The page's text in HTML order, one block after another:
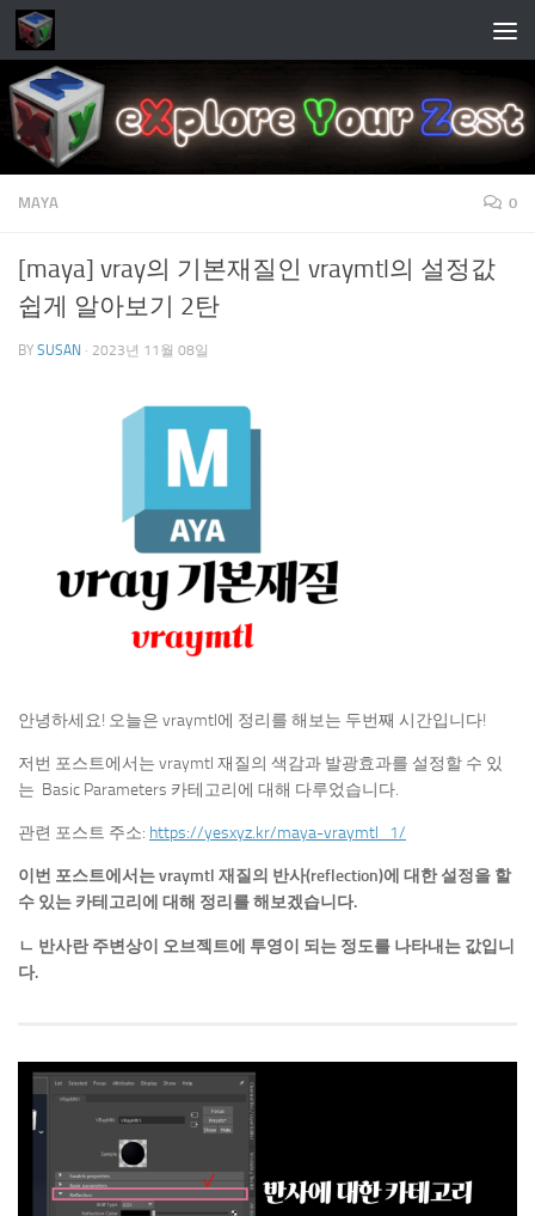
Skip to content
MAYA 0
[maya] vray의 기본재질인 vraymtl의 설정값
쉽게 알아보기 2탄
BY SUSAN · 2023년 11월 08일
안녕하세요! 오늘은 vraymtl에 정리를 해보는 두번째 시간입니다!
저번 포스트에서는 vraymtl 재질의 색감과 발광효과를 설정할 수 있
는 Basic Parameters 카테고리에 대해 다루었습니다.
관련 포스트 주소: https://yesxyz.kr/maya-vraymtl_1/
이번 포스트에서는 vraymtl 재질의 반사(reflection)에 대한 설정을 할
수 있는 카테고리에 대해 정리를 해보겠습니다.
ㄴ 반사란 주변상이 오브젝트에 투영이 되는 정도를 나타내는 값입니
다.